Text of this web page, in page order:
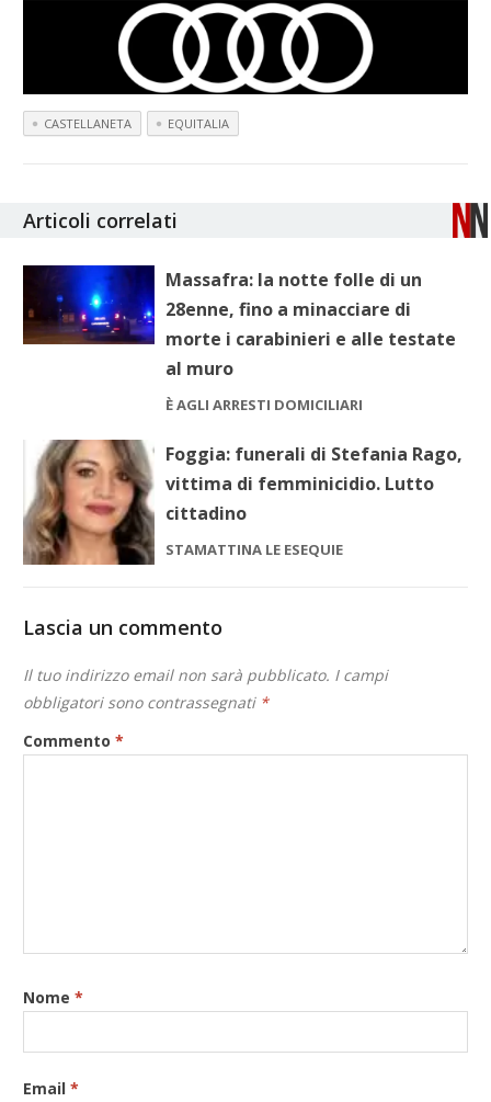
CASTELLANETA EQUITALIA
Articoli correlati
Massafra: la notte folle di un
28enne, fino a minacciare di
morte i carabinieri e alle testate
al muro
È AGLI ARRESTI DOMICILIARI
Foggia: funerali di Stefania Rago,
vittima di femminicidio. Lutto
cittadino
STAMATTINA LE ESEQUIE
Lascia un commento
Il tuo indirizzo email non sarà pubblicato. I campi
obbligatori sono contrassegnati *
Commento*
Nome*
Email*